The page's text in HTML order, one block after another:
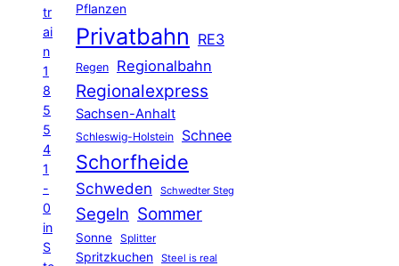
tr
ai
n
1
8
5
5
4
1
-
0
in
S
Pflanzen
Privatbahn RE3
Regen Regionalbahn
Regionalexpress
Sachsen-Anhalt
Schleswig-Holstein Schnee
Schorfheide
Schweden Schwedter Steg
Segeln Sommer
Sonne Splitter
Spritzkuchen Steel is real